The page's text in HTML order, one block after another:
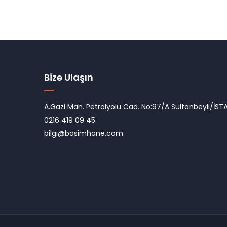
Bize Ulaşın
A.Gazi Mah. Petrolyolu Cad. No:97/A Sultanbeyli/
0216 419 09 45
bilgi@basimhane.com